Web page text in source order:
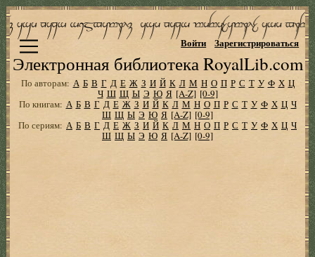
Электронная библиотека RoyalLib.com
Войти Зарегистрироваться
По авторам: А Б В Г Д Е Ж З И Й К Л М Н О П Р С Т У Ф Х Ц
Ч Ш Щ Ы Э Ю Я [A-Z] [0-9]
По книгам: А Б В Г Д Е Ж З И Й К Л М Н О П Р С Т У Ф Х Ц Ч
Ш Щ Ы Э Ю Я [A-Z] [0-9]
По сериям: А Б В Г Д Е Ж З И Й К Л М Н О П Р С Т У Ф Х Ц Ч
Ш Щ Ы Э Ю Я [A-Z] [0-9]